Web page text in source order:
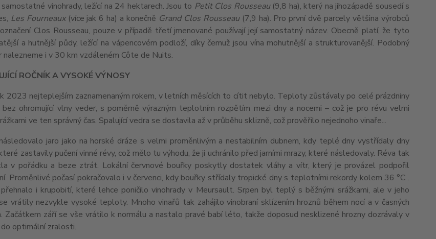
vinohrady, ležící na 24 hektarech. Jsou to Petit Clos Rousseau(9,8 ha), který na jihozápadě sousedí s
Les Fourneaux(více jak 6 ha) a konečně Grand Clos Rousseau(7,9 ha). Pro první dvě parcely většina výrobců
Clos Rousseau, pouze v případě třetí jmenované používají její samostatný název. Obecně platí, že tyto
a hutnější půdy, ležící na vápencovém podloží, díky čemuž jsou vína mohutnější a strukturovanější. Podobný
nalezneme i v 30 km vzdáleném Côte de Nuits.
ROČNÍK A VYSOKÉ VÝNOSY
2023 nejteplejším zaznamenaným rokem, v letních měsících to cítit nebylo. Teploty zůstávaly po celé prázdniny
bez ohromující vlny veder, s poměrně výrazným teplotním rozpětím mezi dny a nocemi – což je pro révu velmi
ve ten správný čas. Spalující vedra se dostavila až v průběhu sklizně, což prověřilo nejednoho vinaře...
jaro jako na horské dráze s velmi proměnlivým a nestabilním dubnem, kdy teplé dny vystřídaly dny
zastavily pučení vinné révy, což mělo tu výhodu, že ji uchránilo před jarními mrazy, které následovaly. Réva tak
v pořádku a beze ztrát. Lokální červnové bouřky poskytly dostatek vláhy a vítr, který je provázel podpořil
Proměnlivé počasí pokračovalo i v červenci, kdy bouřky střídaly tropické dny s teplotními rekordy kolem 36 °C .
i krupobití, které lehce poničilo vinohrady v Meursault. Srpen byl teplý s běžnými srážkami, ale v jeho
vrátily nezvykle vysoké teploty. Mnoho vinařů tak zahájilo vinobraní sklízením hroznů během nocí a v časných
Začátkem září se vše vrátilo k normálu a nastalo pravé babí léto, takže doposud nesklizené hrozny dozrávaly v
optimální zralosti.